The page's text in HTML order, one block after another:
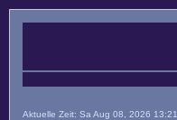
Aktuelle Zeit: Sa Aug 08, 2026 13:21